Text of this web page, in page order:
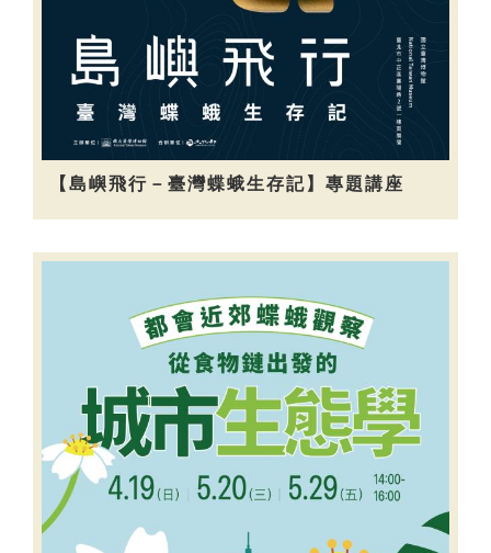
【島嶼飛行－臺灣蝶蛾生存記】專題講座